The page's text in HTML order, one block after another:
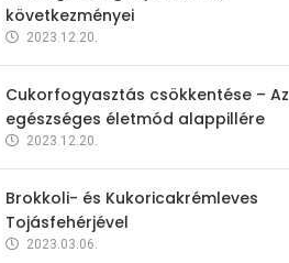
következményei
2023.12.20.
Cukorfogyasztás csökkentése – Az
egészséges életmód alappillére
2023.12.20.
Brokkoli- és Kukoricakrémleves
Tojásfehérjével
2023.03.06.